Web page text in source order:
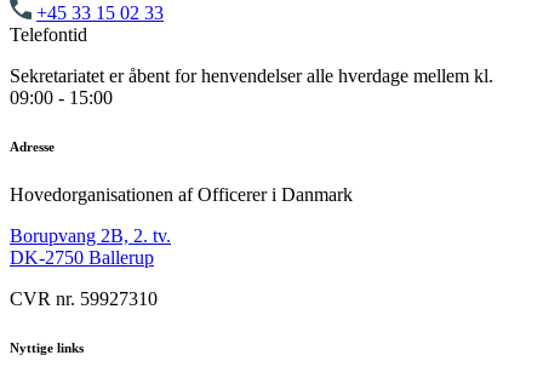
+45 33 15 02 33
Telefontid
Sekretariatet er åbent for henvendelser alle hverdage mellem kl.
09:00 - 15:00
Adresse
Hovedorganisationen af Officerer i Danmark
Borupvang 2B, 2. tv.
DK-2750 Ballerup
CVR nr. 59927310
Nyttige links